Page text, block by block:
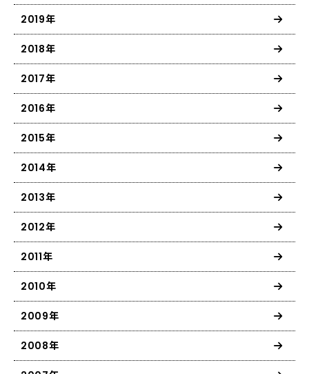
2019年
2018年
2017年
2016年
2015年
2014年
2013年
2012年
2011年
2010年
2009年
2008年